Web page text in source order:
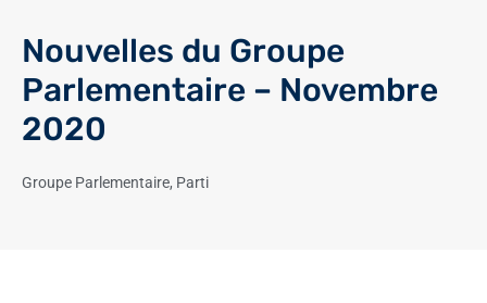
Nouvelles du Groupe
Parlementaire – Novembre
2020
Groupe Parlementaire, Parti